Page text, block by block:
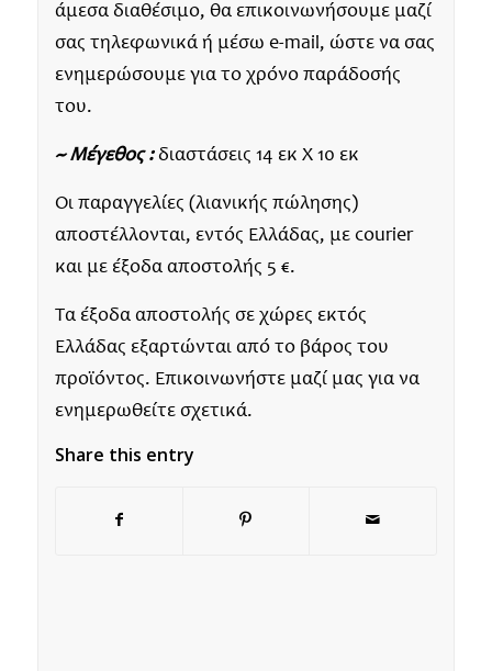
άμεσα διαθέσιμο, θα επικοινωνήσουμε μαζί
σας τηλεφωνικά ή μέσω e-mail, ώστε να σας
ενημερώσουμε για το χρόνο παράδοσής
του.
~ Μέγεθος :διαστάσεις 14 εκ Χ 10 εκ
Οι παραγγελίες (λιανικής πώλησης)
αποστέλλονται, εντός Ελλάδας, με courier
και με έξοδα αποστολής 5 €.
Τα έξοδα αποστολής σε χώρες εκτός
Ελλάδας εξαρτώνται από το βάρος του
προϊόντος. Επικοινωνήστε μαζί μας για να
ενημερωθείτε σχετικά.
Share this entry